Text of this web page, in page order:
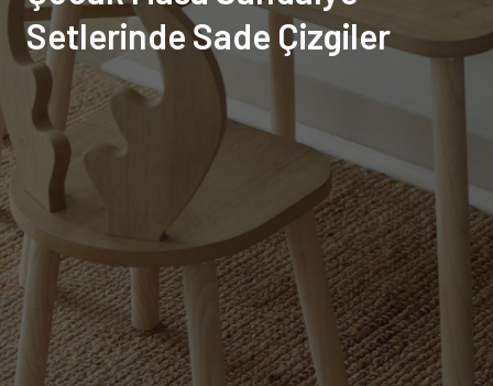
Setlerinde Sade Çizgiler